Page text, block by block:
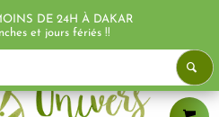
DE 24H À DAKAR
et jours fériés !!